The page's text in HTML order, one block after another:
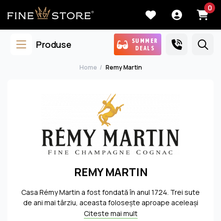
0
Produse
SUMMER
DEALS
Home Remy Martin
REMY MARTIN
Casa Rémy Martin a fost fondată în anul 1724. Trei sute
de ani mai târziu, aceasta foloseşte aproape aceleaşi
metode tradiţionale de producţie. Coniacul este
Citeste mai mult